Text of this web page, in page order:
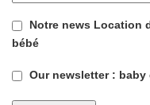
Notre news Location
bébé
Our newsletter :